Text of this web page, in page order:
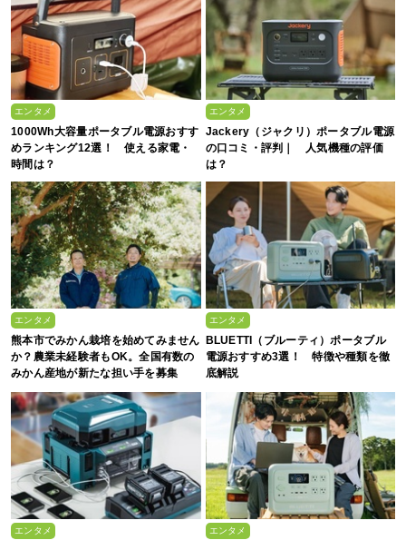
エンタメ
1000Wh大容量ポータブル電源おすす
めランキング12選！ 使える家電・
時間は？
エンタメ
Jackery（ジャクリ）ポータブル電源
の口コミ・評判｜ 人気機種の評価
は？
エンタメ
熊本市でみかん栽培を始めてみません
か？農業未経験者もOK。全国有数の
みかん産地が新たな担い手を募集
中！！
エンタメ
BLUETTI（ブルーティ）ポータブル
電源おすすめ3選！ 特徴や種類を徹
底解説
エンタメ エンタメ